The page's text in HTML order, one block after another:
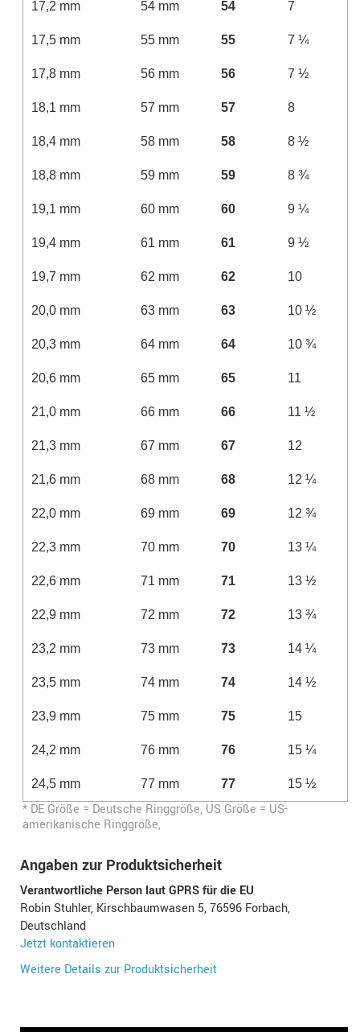
17,2 mm 54 mm 54 7
17,5 mm 55 mm 55 7 ¼
17,8 mm 56 mm 56 7 ½
18,1 mm 57 mm 57 8
18,4 mm 58 mm 58 8 ½
18,8 mm 59 mm 59 8 ¾
19,1 mm 60 mm 60 9 ¼
19,4 mm 61 mm 61 9 ½
19,7 mm 62 mm 62 10
20,0 mm 63 mm 63 10 ½
20,3 mm 64 mm 64 10 ¾
20,6 mm 65 mm 65 11
21,0 mm 66 mm 66 11 ½
21,3 mm 67 mm 67 12
21,6 mm 68 mm 68 12 ¼
22,0 mm 69 mm 69 12 ¾
22,3 mm 70 mm 70 13 ¼
22,6 mm 71 mm 71 13 ½
22,9 mm 72 mm 72 13 ¾
23,2 mm 73 mm 73 14 ¼
23,5 mm 74 mm 74 14 ½
23,9 mm 75 mm 75 15
24,2 mm 76 mm 76 15 ¼
24,5 mm 77 mm 77 15 ½
* DE Größe = Deutsche Ringgröße, US Größe = US-
amerikanische Ringgröße,
Angaben zur Produktsicherheit
Verantwortliche Person laut GPRS für die EU
Robin Stuhler, Kirschbaumwasen 5, 76596 Forbach,
Deutschland
Jetzt kontaktieren
Weitere Details zur Produktsicherheit